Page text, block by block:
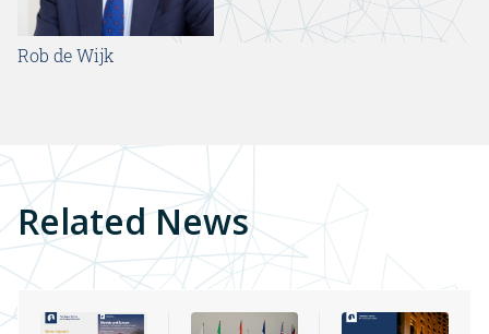
Rob de Wijk
Related News